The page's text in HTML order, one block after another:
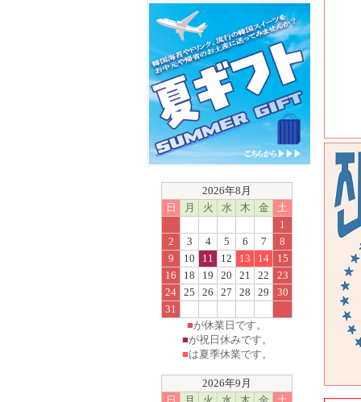
2026年8月
日
月 火 水 木 金
土
1
2
3 4 5 6 7
8
9
10 11 12 13 14
15
16
18 19 20 21 22
23
24 25 26 27 28 29
30
31
■が休業日です。
■が祝日休みです。
■は夏季休業です。
2026年9月